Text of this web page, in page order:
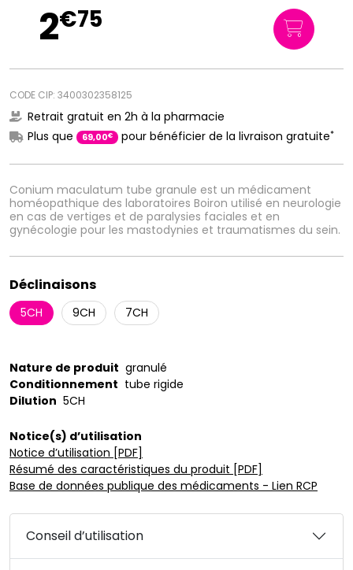
Conium maculatum tube granule est un médicament
homéopathique des laboratoires Boiron utilisé en neurologie
en cas de vertiges et de paralysies faciales et en
gynécologie pour les mastodynies et traumatismes du sein.
Déclinaisons
5CH 9CH 7CH
2€75
CODE CIP: 3400302358125
Retrait gratuit en 2h à la pharmacie
Plus que
69,00€ pour bénéficier de la livraison gratuite*
Nature de produit granulé
Conditionnement tube rigide
Dilution 5CH
Notice(s) d’utilisation
Notice d’utilisation [PDF]
Résumé des caractéristiques du produit [PDF]
Base de données publique des médicaments - Lien RCP
Conseil d’utilisation